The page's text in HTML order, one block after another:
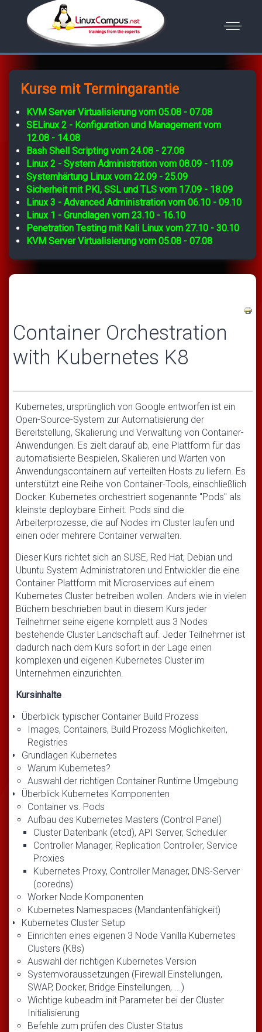
Kurse mit Termingarantie
KVM Server Virtualisierung vom 05.08 - 07.08
SELinux 2 - Konfiguration und Management vom
12.08 - 14.08
Bash Shell Scripting vom 24.08 - 27.08
Linux 2 - System Administration vom 08.09 - 11.09
Systemhärtung Linux vom 22.09 - 25.09
Sicherheit mit PKI, SSL und TLS vom 17.09 - 18.09
Linux 3 - Advanced Administration vom 06.10 - 09.10
Linux 1 - Grundlagen vom 23.10 - 16.10
Penetration Testing mit Kali Linux vom 27.10 - 30.10
KVM Server Virtualisierung vom 05.08 - 07.08
Container Orchestration
with Kubernetes K8
Kubernetes, ursprünglich von Google entworfen ist ein
Open-Source-System zur Automatisierung der
Bereitstellung, Skalierung und Verwaltung von Container-
Anwendungen. Es zielt darauf ab, eine Plattform für das
automatisierte Bespielen, Skalieren und Warten von
Anwendungscontainern auf verteilten Hosts zu liefern. Es
unterstützt eine Reihe von Container-Tools, einschließlich
Docker. Kubernetes orchestriert sogenannte "Pods" als
kleinste deploybare Einheit. Pods sind die
Arbeiterprozesse, die auf Nodes im Cluster laufen und
einen oder mehrere Container verwalten.
Dieser Kurs richtet sich an SUSE, Red Hat, Debian und
Ubuntu System Administratoren und Entwickler die eine
Container Plattform mit Microservices auf einem
Kubernetes Cluster betreiben wollen. Anders wie in vielen
Büchern beschrieben baut in diesem Kurs jeder
Teilnehmer seine eigene komplett aus 3 Nodes
bestehende Cluster Landschaft auf. Jeder Teilnehmer ist
dadurch nach dem Kurs sofort in der Lage einen
komplexen und eigenen Kubernetes Cluster im
Unternehmen einzurichten.
Kursinhalte
Überblick typischer Container Build Prozess
Images, Containers, Build Prozess Möglichkeiten,
Registries
Grundlagen Kubernetes
Warum Kubernetes?
Auswahl der richtigen Container Runtime Umgebung
Überblick Kubernetes Komponenten
Container vs. Pods
Aufbau des Kubernetes Masters (Control Panel)
Cluster Datenbank (etcd), API Server, Scheduler
Controller Manager, Replication Controller, Service
Proxies
Kubernetes Proxy, Controller Manager, DNS-Server
(coredns)
Worker Node Komponenten
Kubernetes Namespaces (Mandantenfähigkeit)
Kubernetes Cluster Setup
Einrichten eines eigenen 3 Node Vanilla Kubernetes
Clusters (K8s)
Auswahl der richtigen Kubernetes Version
Systemvoraussetzungen (Firewall Einstellungen,
SWAP, Docker, Bridge Einstellungen, ...)
Wichtige kubeadm init Parameter bei der Cluster
Initialisierung
Befehle zum prüfen des Cluster Status